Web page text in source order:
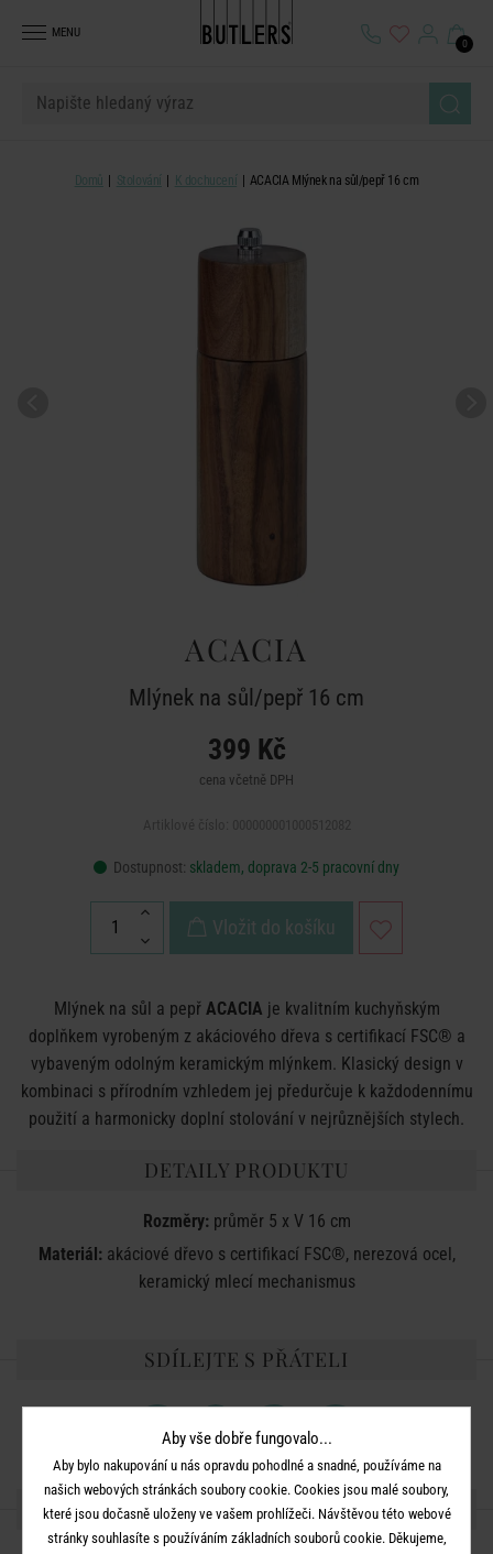
MENU
0
Domů Stolování K dochucení ACACIA Mlýnek na sůl/pepř 16 cm
ACACIA
Mlýnek na sůl/pepř 16 cm
399 Kč
cena včetně DPH
Dostupnost: skladem, doprava 2-5 pracovní dny
Vložit do košíku
Mlýnek na sůl a pepř ACACIA je kvalitním kuchyňským
doplňkem vyrobeným z akáciového dřeva s certifikací FSC® a
vybaveným odolným keramickým mlýnkem. Klasický design v
kombinaci s přírodním vzhledem jej předurčuje k každodennímu
použití a harmonicky doplní stolování v nejrůznějších stylech.
DETAILY PRODUKTU
Rozměry:průměr 5 x V 16 cm
Materiál:akáciové dřevo s certifikací FSC®, nerezová ocel,
keramický mlecí mechanismus
SDÍLEJTE S PŘÁTELI
DALŠÍ PRODUKTY ZE SÉRIE
Aby vše dobře fungovalo...
Aby bylo nakupování u nás opravdu pohodlné a snadné, používáme na
našich webových stránkách soubory cookie. Cookies jsou malé soubory,
které jsou dočasně uloženy ve vašem prohlížeči. Návštěvou této webové
stránky souhlasíte s používáním základních souborů cookie. Děkujeme,